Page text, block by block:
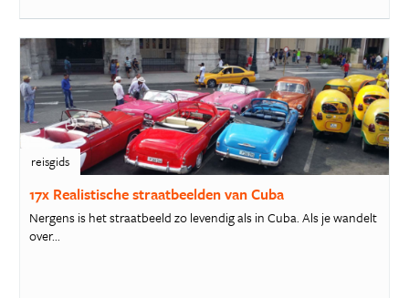
reisgids
17x Realistische straatbeelden van Cuba
Nergens is het straatbeeld zo levendig als in Cuba. Als je wandelt
over...